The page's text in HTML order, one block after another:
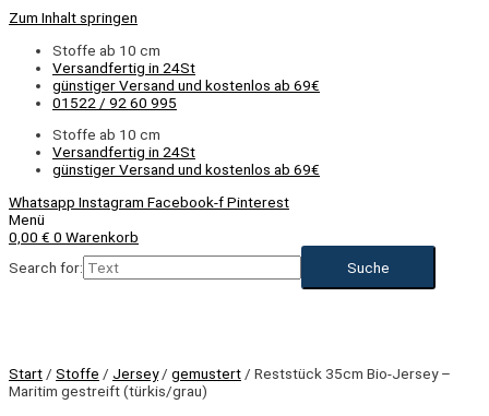
Zum Inhalt springen
Stoffe ab 10 cm
Versandfertig in 24St
günstiger Versand und kostenlos ab 69€
01522 / 92 60 995
Stoffe ab 10 cm
Versandfertig in 24St
günstiger Versand und kostenlos ab 69€
Whatsapp Instagram Facebook-fPinterest
Menü
0,00 € 0 Warenkorb
Search for:
Start / Stoffe / Jersey/ gemustert / Reststück 35cm Bio-Jersey –
Maritim gestreift (türkis/grau)